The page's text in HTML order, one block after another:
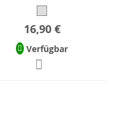
16,90 €
Verfügbar